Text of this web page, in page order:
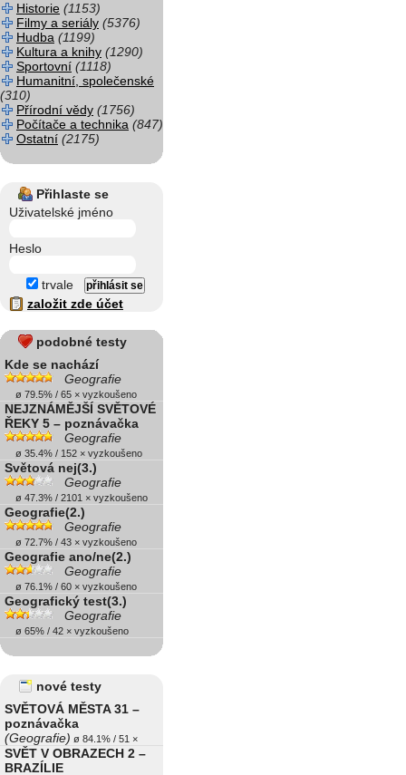
Historie (1153)
Filmy a seriály (5376)
Hudba (1199)
Kultura a knihy (1290)
Sportovní (1118)
Humanitní, společenské
(310)
Přírodní vědy (1756)
Počítače a technika (847)
Ostatní (2175)
Přihlaste se
Uživatelské jméno
Heslo
trvale
založit zde účet
podobné testy
Kde se nachází
Geografie
ø 79.5% / 65 × vyzkoušeno
NEJZNÁMĚJŠÍ SVĚTOVÉ
ŘEKY 5 – poznávačka
Geografie
ø 35.4% / 152 × vyzkoušeno
Světová nej(3.)
Geografie
ø 47.3% / 2101 × vyzkoušeno
Geografie(2.)
Geografie
ø 72.7% / 43 × vyzkoušeno
Geografie ano/ne(2.)
Geografie
ø 76.1% / 60 × vyzkoušeno
Geografický test(3.)
Geografie
ø 65% / 42 × vyzkoušeno
nové testy
SVĚTOVÁ MĚSTA 31 –
poznávačka
(Geografie) ø 84.1% / 51 ×
SVĚT V OBRAZECH 2 –
BRAZÍLIE